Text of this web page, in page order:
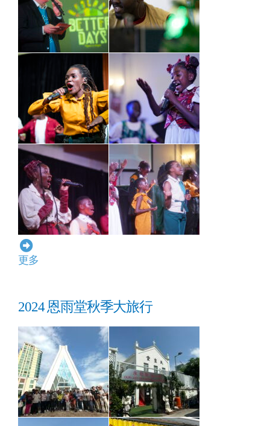
更多
2024 恩雨堂秋季大旅行